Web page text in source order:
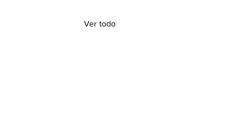
Ver todo